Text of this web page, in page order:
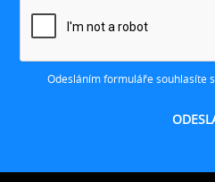
Odesláním formuláře souhlasíte s